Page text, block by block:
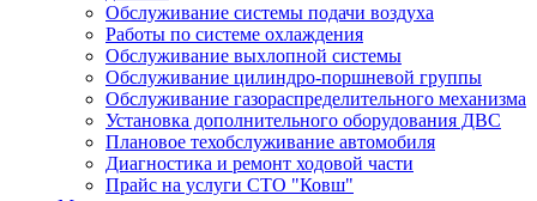
Обслуживание системы подачи воздуха
Работы по системе охлаждения
Обслуживание выхлопной системы
Обслуживание цилиндро-поршневой группы
Обслуживание газораспределительного механизма
Установка дополнительного оборудования ДВС
Плановое техобслуживание автомобиля
Диагностика и ремонт ходовой части
Прайс на услуги СТО "Ковш"